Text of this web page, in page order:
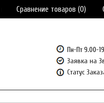
Сравнение товаров (0)
Пн-Пт 9.00-
Заявка на
Статус